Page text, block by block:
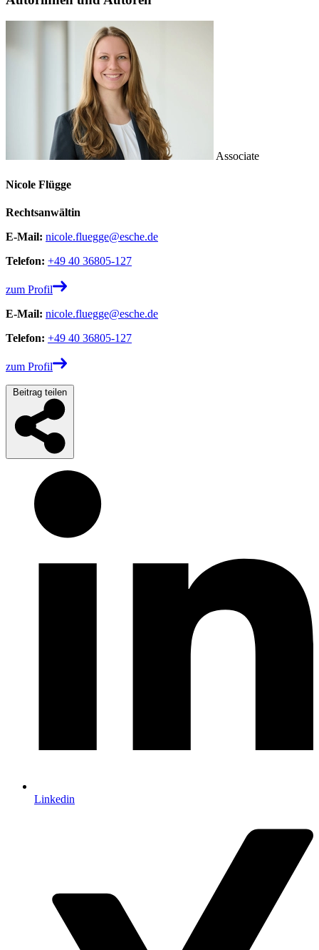
Associate
Nicole Flügge
Rechtsanwältin
E-Mail: nicole.fluegge@esche.de
Telefon: +49 40 36805-127
zum Profil
E-Mail: nicole.fluegge@esche.de
Telefon: +49 40 36805-127
zum Profil
Beitrag teilen
Linkedin